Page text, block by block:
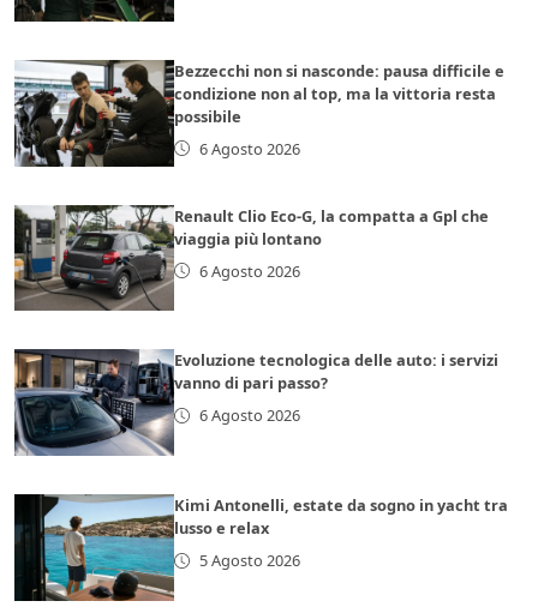
Bezzecchi non si nasconde: pausa difficile e
condizione non al top, ma la vittoria resta
possibile
6 Agosto 2026
Renault Clio Eco-G, la compatta a Gpl che
viaggia più lontano
6 Agosto 2026
Evoluzione tecnologica delle auto: i servizi
vanno di pari passo?
6 Agosto 2026
Kimi Antonelli, estate da sogno in yacht tra
lusso e relax
5 Agosto 2026